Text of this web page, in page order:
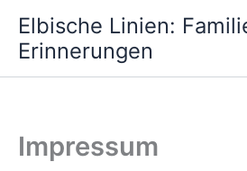
Inhalt
springen
Elbische Linien:
Erinnerungen
Impressum